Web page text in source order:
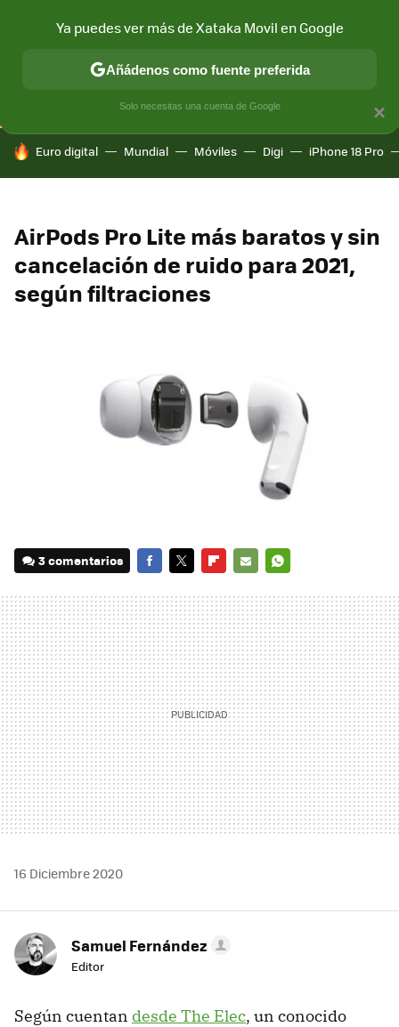
CONECTIVIDAD MÓVIL Y SOCIEDAD APLICACIONES
HOY SE HABLA DE
Euro digital Mundial Móviles Digi iPhone 18 Pro
AirPods Pro Lite más baratos y sin
cancelación de ruido para 2021,
según filtraciones
3 comentarios
MAIL
16 Diciembre 2020
Samuel Fernández
Editor
Según cuentan desde The Elec, un conocido
×
Ya puedes ver más de Xataka Movil en Google
Añádenos como fuente preferida
Solo necesitas una cuenta de Google